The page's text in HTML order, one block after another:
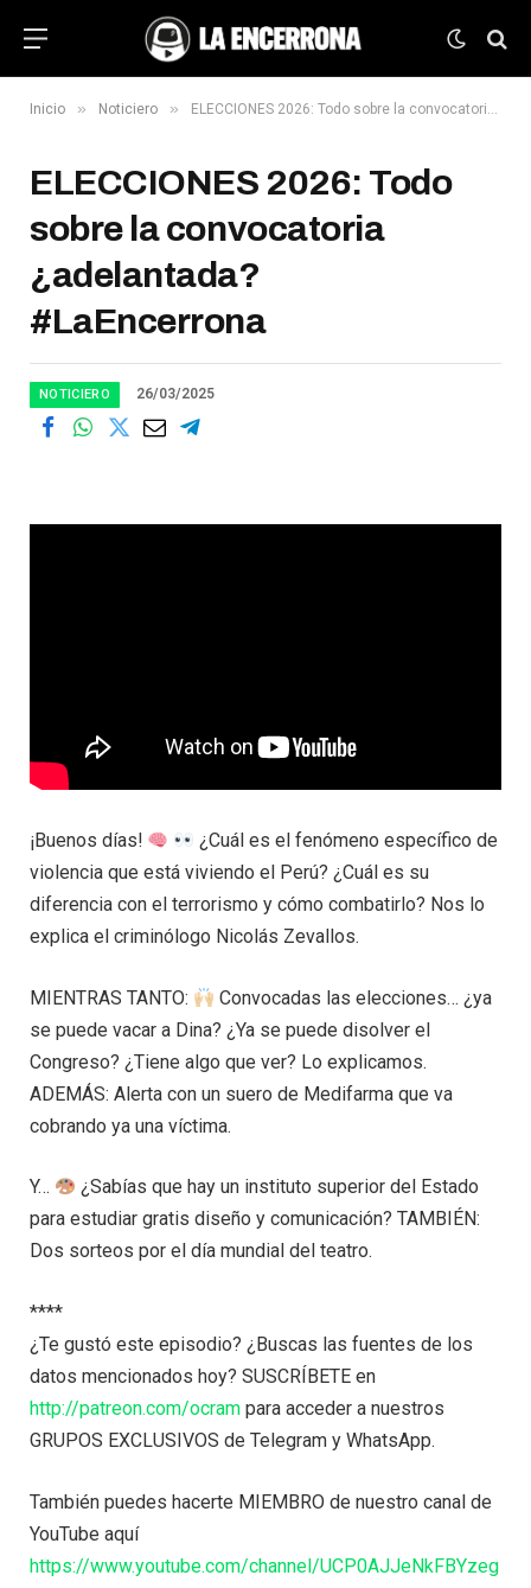
Inicio » Noticiero » ELECCIONES 2026: Todo sobre la convocatoria ¿adelantada? #LaEncerrona
ELECCIONES 2026: Todo
sobre la convocatoria
¿adelantada?
#LaEncerrona
NOTICIERO 26/03/2025
¡Buenos días!
¿Cuál es el fenómeno específico de
violencia que está viviendo el Perú? ¿Cuál es su
diferencia con el terrorismo y cómo combatirlo? Nos lo
explica el criminólogo Nicolás Zevallos.
MIENTRAS TANTO:
Convocadas las elecciones… ¿ya
se puede vacar a Dina? ¿Ya se puede disolver el
Congreso? ¿Tiene algo que ver? Lo explicamos.
ADEMÁS: Alerta con un suero de Medifarma que va
cobrando ya una víctima.
Y…
¿Sabías que hay un instituto superior del Estado
para estudiar gratis diseño y comunicación? TAMBIÉN:
Dos sorteos por el día mundial del teatro.
****
¿Te gustó este episodio? ¿Buscas las fuentes de los
datos mencionados hoy? SUSCRÍBETE en
http://patreon.com/ocram para acceder a nuestros
GRUPOS EXCLUSIVOS de Telegram y WhatsApp.
También puedes hacerte MIEMBRO de nuestro canal de
YouTube aquí
https://www.youtube.com/channel/UCP0AJJeNkFBYzeg